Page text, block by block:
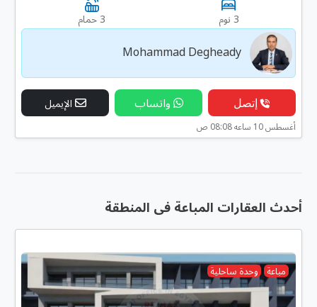
3 نوم 3 حمام
Mohammad Degheady
إتصل واتساب الإيميل
أغسطس 10 ساعه 08:08 ص
أحدث العقارات المباعة فى المنطقة
مباعة وحدة ساحلية